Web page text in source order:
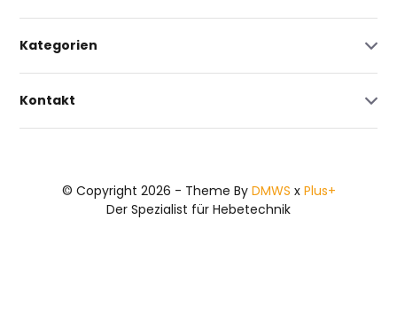
Kategorien
Kontakt
© Copyright 2026 - Theme By DMWS x Plus+
Der Spezialist für Hebetechnik